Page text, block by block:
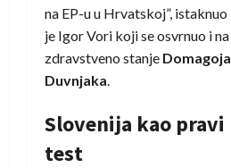
na EP-u u Hrvatskoj”, istaknuo
je Igor Vori koji se osvrnuo i na
zdravstveno stanje Domagoja
Duvnjaka
Slovenija kao pravi
test